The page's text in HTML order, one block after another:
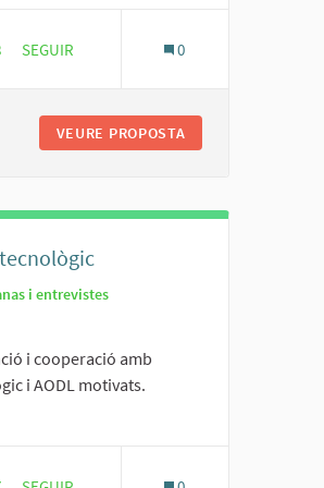
TRADICIONALS
8 SEGUIDORES
SEGUIR 0
VEURE PROPOSTA
i entrevistes
i cooperació amb
i AODL motivats.
Economia i ocupació